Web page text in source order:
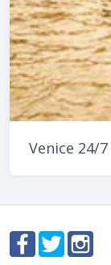
Venice 24/7